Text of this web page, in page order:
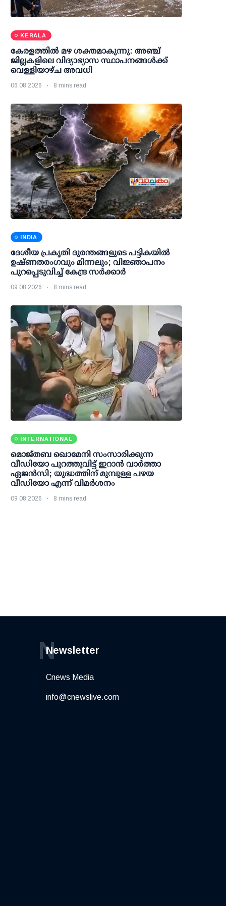
KERALA
കേരളത്തില്‍ മഴ ശക്തമാകുന്നു: അഞ്ച്
ജില്ലകളിലെ വിദ്യാഭ്യാസ സ്ഥാപനങ്ങള്‍ക്ക്
വെള്ളിയാഴ്ച അവധി
06 08 2026 8 mins read
INDIA
ദേശീയ പ്രകൃതി ദുരന്തങ്ങളുടെ പട്ടികയില്‍
ഉഷ്ണതരംഗവും മിന്നലും; വിജ്ഞാപനം
പുറപ്പെടുവിച്ച് കേന്ദ്ര സര്‍ക്കാര്‍
09 08 2026 8 mins read
INTERNATIONAL
മൊജ്തബ ഖൊമേനി സംസാരിക്കുന്ന
വീഡിയോ പുറത്തുവിട്ട് ഇറാന്‍ വാര്‍ത്താ
ഏജന്‍സി; യുദ്ധത്തിന് മുമ്പുള്ള പഴയ
വീഡിയോ എന്ന് വിമര്‍ശനം
09 08 2026 8 mins read
Newsletter
N
Cnews Media
info@cnewslive.com